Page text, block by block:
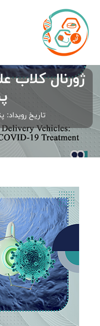
ژورنال کلاب
تاریخ رویداد: